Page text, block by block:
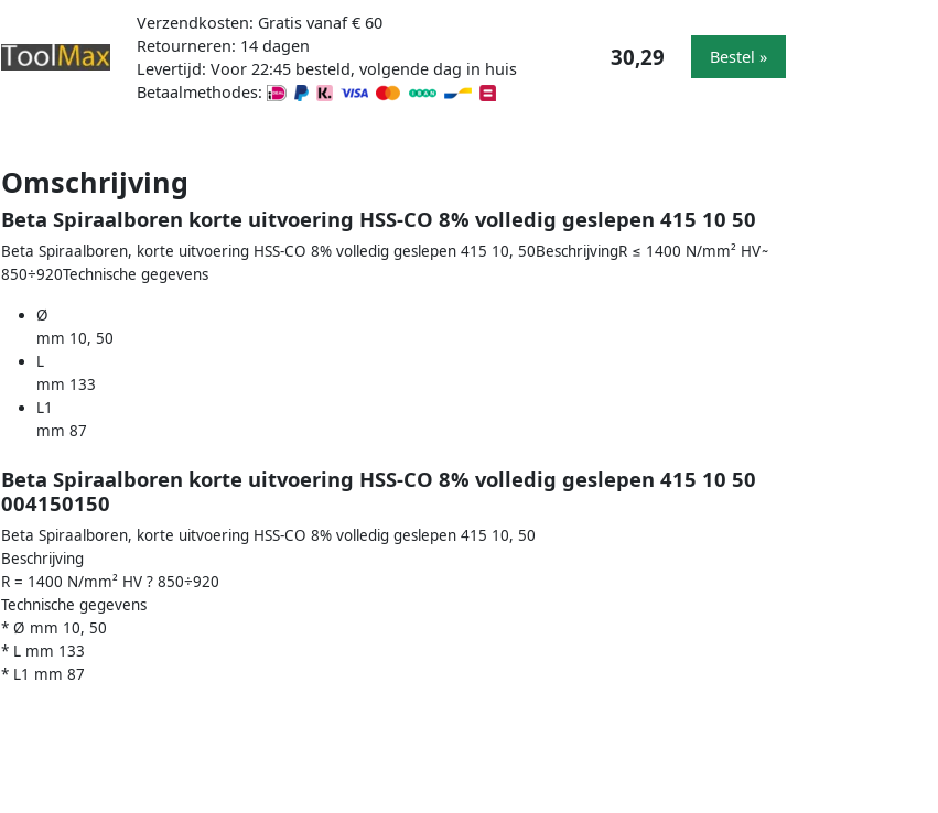
Verzendkosten: Gratis vanaf € 60
Retourneren: 14 dagen
Levertijd: Voor 22:45 besteld, volgende dag in huis
Betaalmethodes:
30,29 Bestel »
Omschrijving
Beta Spiraalboren korte uitvoering HSS-CO 8% volledig geslepen 415 10 50
Beta Spiraalboren, korte uitvoering HSS-CO 8% volledig geslepen 415 10, 50BeschrijvingR ≤ 1400 N/mm² HV ̴
850÷920Technische gegevens
Ø
mm 10, 50
L
mm 133
L1
mm 87
Beta Spiraalboren korte uitvoering HSS-CO 8% volledig geslepen 415 10 50
004150150
Beta Spiraalboren, korte uitvoering HSS-CO 8% volledig geslepen 415 10, 50
Beschrijving
R = 1400 N/mm² HV ? 850÷920
Technische gegevens
* Ø mm 10, 50
* L mm 133
* L1 mm 87